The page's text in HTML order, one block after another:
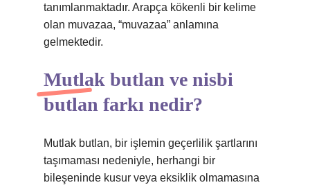
tanımlanmaktadır. Arapça kökenli bir kelime
olan muvazaa, “muvazaa” anlamına
gelmektedir.
Mutlak butlan ve nisbi
butlan farkı nedir?
Mutlak butlan, bir işlemin geçerlilik şartlarını
taşımaması nedeniyle, herhangi bir
bileşeninde kusur veya eksiklik olmamasına